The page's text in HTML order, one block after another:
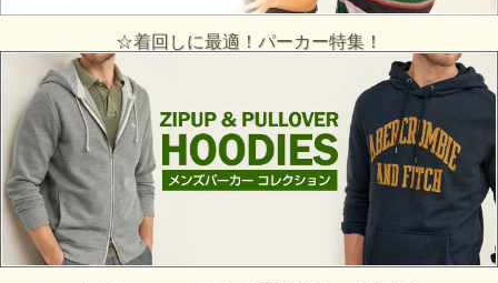
☆着回しに最適！パーカー特集！